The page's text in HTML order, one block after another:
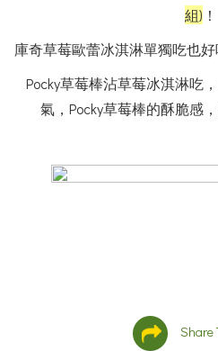
組) ！
庫奇草莓歐蕾冰淇淋單獨吃也
Pocky草莓棒沾草莓冰淇淋吃
氣，Pocky草莓棒的酥脆感
Share